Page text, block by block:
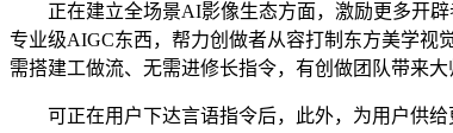
正在建立全场景AI影像生态方面，激励更多开辟
专业级AIGC东西，帮力创做者从容打制东方美学视
需搭建工做流、无需进修长指令，有创做团队带来
可正在用户下达言语指令后，此外，为用户供给